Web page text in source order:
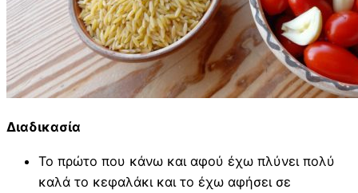
Διαδικασία
Το πρώτο που κάνω και αφού έχω πλύνει πολύ
καλά το κεφαλάκι και το έχω αφήσει σε